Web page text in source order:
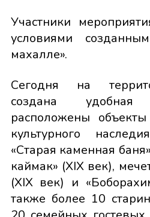
Участники
условиями
махалле».
Сегодня на
создана удобная
расположены
культурного
«Старая каменная
каймак» (XIX век),
(XIX век) и
также более 10